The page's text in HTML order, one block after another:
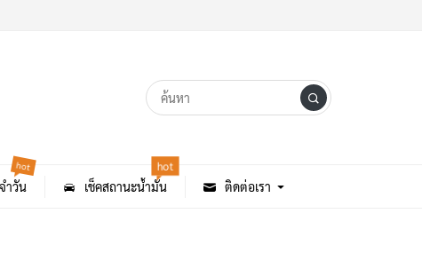
ำวัน
hot
เช็คสถานะน้ำมัน
hot
ติดต่อเรา